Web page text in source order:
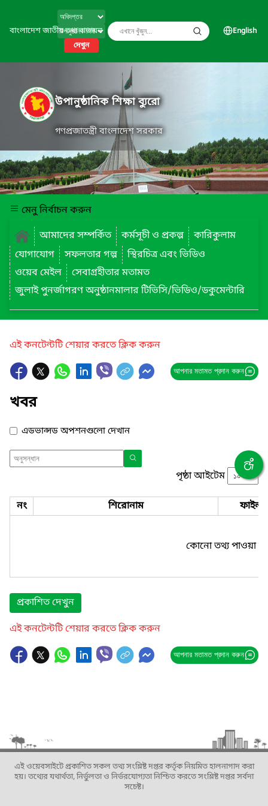
বাংলাদেশ জাতীয় তথ্য বাতায়ন
দেখুন
English
উপানুষ্ঠানিক শিক্ষা ব্যুরো
গণপ্রজাতন্ত্রী বাংলাদেশ সরকার
মেনু নির্বাচন করুন
আমাদের সম্পর্কিত
কর্মসূচী ও প্রকল্প
কারিকুলাম
যোগাযোগ
সফলতার গল্প
স্থিরচিত্র এবং ভিডিও
ওয়েব মেইল
সেবাগ্রহীতার মতামত
জুলাই পুনর্জাগরণ অনুষ্ঠানমালার টিভিসি/ভিডিও/ডকুমেন্টারি
এই কনটেন্টটি শেয়ার করতে ক্লিক করুন
আপনার মতামত প্রদান করুন
খবর
এডভান্সড অপশনগুলো দেখান
পৃষ্ঠা আইটেম
নং শিরোনাম ফাইল
কোনো তথ্য পাওয়া
প্রকাশিত দেখুন
এই কনটেন্টটি শেয়ার করতে ক্লিক করুন
আপনার মতামত প্রদান করুন
এই ওয়েবসাইটে প্রকাশিত সকল তথ্য সংশ্লিষ্ট দপ্তর কর্তৃক নিয়মিত হালনাগাদ করা
হয়। তথ্যের যথার্থতা, নির্ভুলতা ও নির্ভরযোগ্যতা নিশ্চিত করতে সংশ্লিষ্ট দপ্তর সর্বদা
সচেষ্ট।